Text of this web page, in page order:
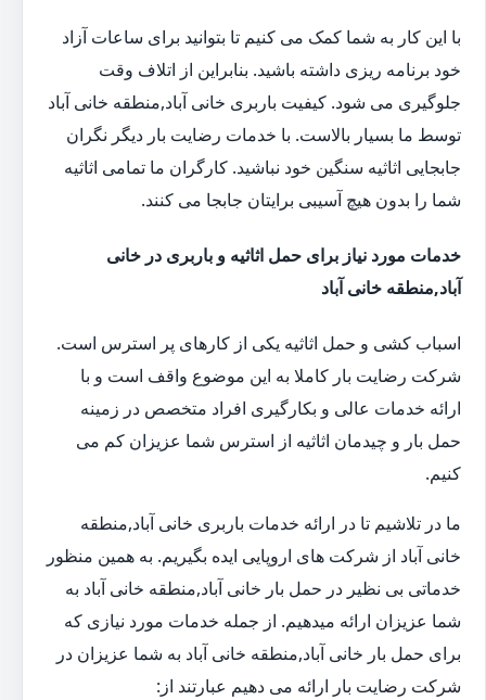
با این کار به شما کمک می کنیم تا بتوانید برای ساعات آزاد
خود برنامه ریزی داشته باشید. بنابراین از اتلاف وقت
جلوگیری می شود. کیفیت باربری خانی آباد,منطقه خانی آباد
توسط ما بسیار بالاست. با خدمات رضایت بار دیگر نگران
جابجایی اثاثیه سنگین خود نباشید. کارگران ما تمامی اثاثیه
شما را بدون هیچ آسیبی برایتان جابجا می کنند.
خدمات مورد نیاز برای حمل اثاثیه و باربری در خانی
آباد,منطقه خانی آباد
اسباب کشی و حمل اثاثیه یکی از کارهای پر استرس است.
شرکت رضایت بار کاملا به این موضوع واقف است و با
ارائه خدمات عالی و بکارگیری افراد متخصص در زمینه
حمل بار و چیدمان اثاثیه از استرس شما عزیزان کم می
کنیم.
ما در تلاشیم تا در ارائه خدمات باربری خانی آباد,منطقه
خانی آباد از شرکت های اروپایی ایده بگیریم. به همین منظور
خدماتی بی نظیر در حمل بار خانی آباد,منطقه خانی آباد به
شما عزیزان ارائه میدهیم. از جمله خدمات مورد نیازی که
برای حمل بار خانی آباد,منطقه خانی آباد به شما عزیزان در
شرکت رضایت بار ارائه می دهیم عبارتند از: